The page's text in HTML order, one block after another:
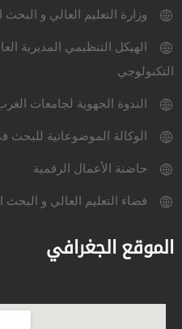
وزارة التعليم العالي و البحث
الهيكل التنظيمي المديرية
التكنولوجي
الندوة الجهوية لجامعات
الوكالة الموضوعاتية للبحث
حاضنة الأعمال الرقمية
فضاء التعليم العالي و البحث
الموقع الجغرافي